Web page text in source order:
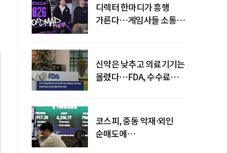
디렉터 한마디가 흥행
가른다…게임사들 소통
신약은 낮추고 의료기기는
올렸다…FDA, 수수료
코스피, 중동 악재·외인
순매도에